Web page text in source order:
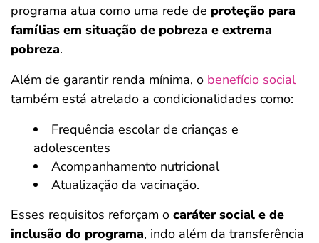
programa atua como uma rede de proteção para
famílias em situação de pobreza e extrema
pobreza.
Além de garantir renda mínima, o benefício social
também está atrelado a condicionalidades como:
Frequência escolar de crianças e
adolescentes
Acompanhamento nutricional
Atualização da vacinação.
Esses requisitos reforçam o caráter social e de
inclusão do programa, indo além da transferência